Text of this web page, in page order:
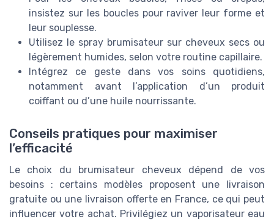
insistez sur les boucles pour raviver leur forme et
leur souplesse.
Utilisez le spray brumisateur sur cheveux secs ou
légèrement humides, selon votre routine capillaire.
Intégrez ce geste dans vos soins quotidiens,
notamment avant l’application d’un produit
coiffant ou d’une huile nourrissante.
Conseils pratiques pour maximiser
l’efficacité
Le choix du brumisateur cheveux dépend de vos
besoins : certains modèles proposent une livraison
gratuite ou une livraison offerte en France, ce qui peut
influencer votre achat. Privilégiez un vaporisateur eau